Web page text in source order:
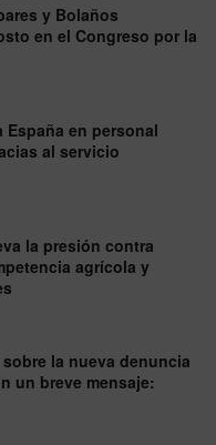
y Bolaños
en el Congreso por la
España en personal
al servicio
la presión contra
agrícola y
la nueva denuncia
un breve mensaje: